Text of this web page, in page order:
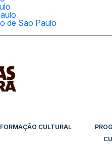
FORMAÇÃO CULTURAL